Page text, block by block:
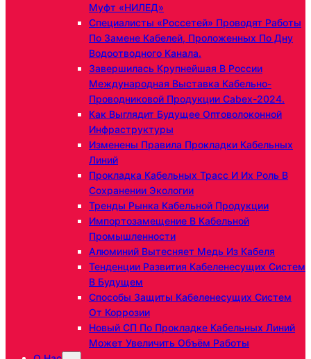
Муфт «НИЛЕД»
Специалисты «Россетей» Проводят Работы
По Замене Кабелей, Проложенных По Дну
Водоотводного Канала.
Завершилась Крупнейшая В России
Международная Выставка Кабельно-
Проводниковой Продукции Cabex-2024.
Как Выглядит Будущее Оптоволоконной
Инфраструктуры
Изменены Правила Прокладки Кабельных
Линий
Прокладка Кабельных Трасс И Их Роль В
Сохранении Экологии
Тренды Рынка Кабельной Продукции
Импортозамещение В Кабельной
Промышленности
Алюминий Вытесняет Медь Из Кабеля
Тенденции Развития Кабеленесущих Систем
В Будущем
Способы Защиты Кабеленесущих Систем
От Коррозии
Новый СП По Прокладке Кабельных Линий
Может Увеличить Объём Работы